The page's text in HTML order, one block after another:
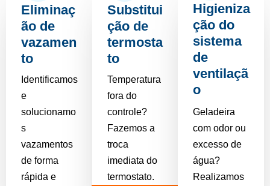
Eliminaç
ão de
vazamen
to
Identificamos
e
solucionamo
s
vazamentos
de forma
rápida e
Substitui
ção de
termosta
to
Temperatura
fora do
controle?
Fazemos a
troca
imediata do
termostato.
Higieniza
ção do
sistema
de
ventilaçã
o
Geladeira
com odor ou
excesso de
água?
Realizamos